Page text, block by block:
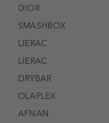
DIOR
SMASHBOX
LIERAC
LIERAC
DRYBAR
OLAPLEX
AFNAN